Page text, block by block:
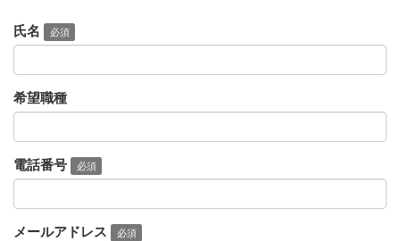
氏名 必須
希望職種
電話番号 必須
メールアドレス 必須